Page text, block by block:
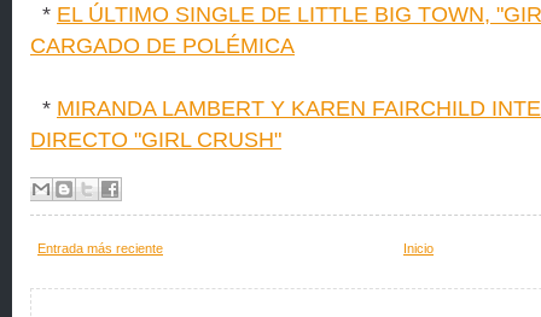
* EL ÚLTIMO SINGLE DE LITTLE BIG TOWN,
CARGADO DE POLÉMICA
* MIRANDA LAMBERT Y KAREN FAIRCHILD
DIRECTO "GIRL CRUSH"
Entrada más reciente Inicio